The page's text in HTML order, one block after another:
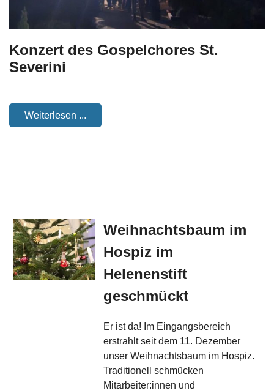
Konzert des Gospelchores St.
Severini
Weiterlesen ...
Weihnachtsbaum im
Hospiz im
Helenenstift
geschmückt
Er ist da! Im Eingangsbereich
erstrahlt seit dem 11. Dezember
unser Weihnachtsbaum im Hospiz.
Traditionell schmücken
Mitarbeiter:innen und